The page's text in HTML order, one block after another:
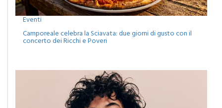
Eventi
Camporeale celebra la Sciavata: due giorni di gusto con il